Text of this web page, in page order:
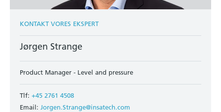
KONTAKT VORES EKSPERT
Jørgen Strange
Product Manager - Level and pressure
Tlf: +45 2761 4508
Email: Jorgen.Strange@insatech.com